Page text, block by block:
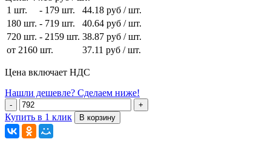
1 шт.
- 179 шт. 44.18 руб / шт.
180 шт. - 719 шт. 40.64 руб / шт.
720 шт. - 2159 шт. 38.87 руб / шт.
от 2160 шт.
37.11 руб / шт.
Цена включает НДС
Нашли дешевле? Сделаем ниже!
Купить в 1 клик